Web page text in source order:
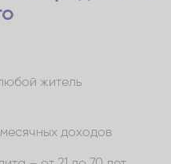
житель
доходов